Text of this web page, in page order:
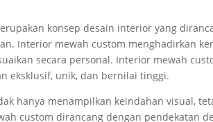
konsep desain interior yang
Interior mewah custom menghadirkan
secara personal. Interior mewah
eksklusif, unik, dan bernilai tinggi.
hanya menampilkan keindahan visual,
custom dirancang dengan pendekatan